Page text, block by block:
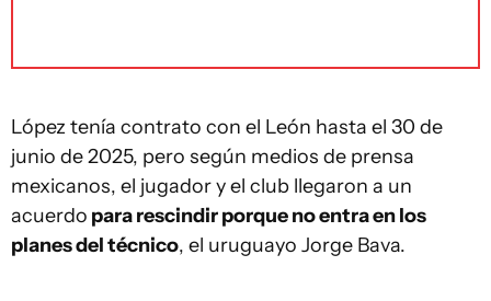
López tenía contrato con el León hasta el 30 de
junio de 2025, pero según medios de prensa
mexicanos, el jugador y el club llegaron a un
acuerdo para rescindir porque no entra en los
planes del técnico, el uruguayo Jorge Bava.